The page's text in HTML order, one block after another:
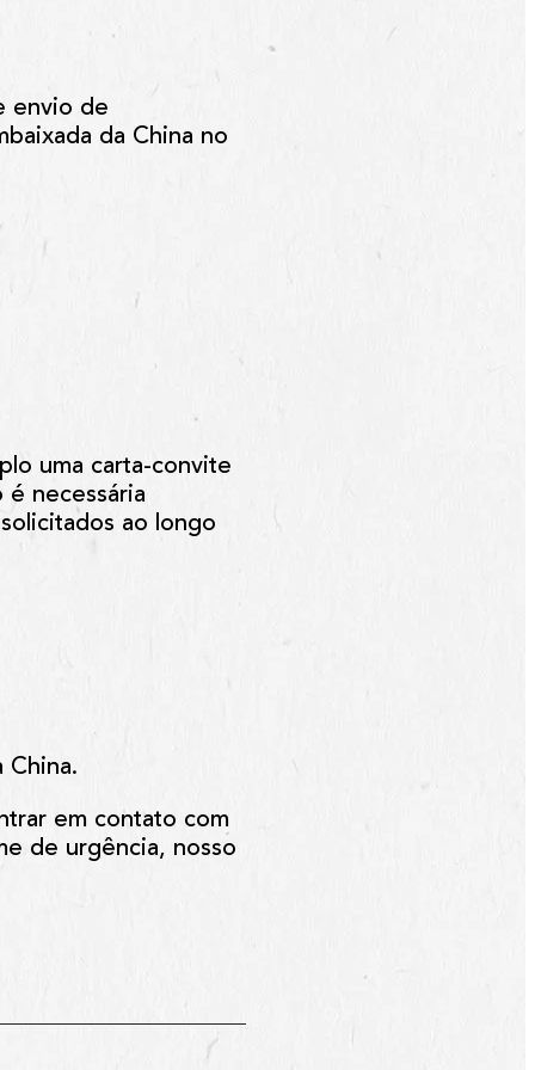
envio de
da China no
uma carta-convite
é necessária
ao longo
China.
em contato com
de urgência, nosso